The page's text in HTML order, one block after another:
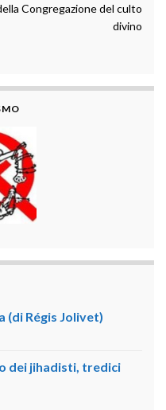
Congregazione del culto
divino
(di Régis Jolivet)
dei jihadisti, tredici